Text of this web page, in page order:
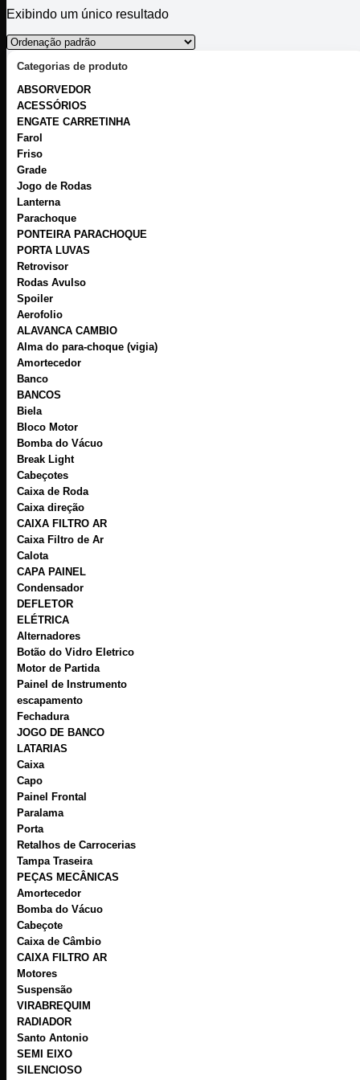
Exibindo um único resultado
Categorias de produto
ABSORVEDOR
ACESSÓRIOS
ENGATE CARRETINHA
Farol
Friso
Grade
Jogo de Rodas
Lanterna
Parachoque
PONTEIRA PARACHOQUE
PORTA LUVAS
Retrovisor
Rodas Avulso
Spoiler
Aerofolio
ALAVANCA CAMBIO
Alma do para-choque (vigia)
Amortecedor
Banco
BANCOS
Biela
Bloco Motor
Bomba do Vácuo
Break Light
Cabeçotes
Caixa de Roda
Caixa direção
CAIXA FILTRO AR
Caixa Filtro de Ar
Calota
CAPA PAINEL
Condensador
DEFLETOR
ELÉTRICA
Alternadores
Botão do Vidro Eletrico
Motor de Partida
Painel de Instrumento
escapamento
Fechadura
JOGO DE BANCO
LATARIAS
Caixa
Capo
Painel Frontal
Paralama
Porta
Retalhos de Carrocerias
Tampa Traseira
PEÇAS MECÂNICAS
Amortecedor
Bomba do Vácuo
Cabeçote
Caixa de Câmbio
CAIXA FILTRO AR
Motores
Suspensão
VIRABREQUIM
RADIADOR
Santo Antonio
SEMI EIXO
SILENCIOSO